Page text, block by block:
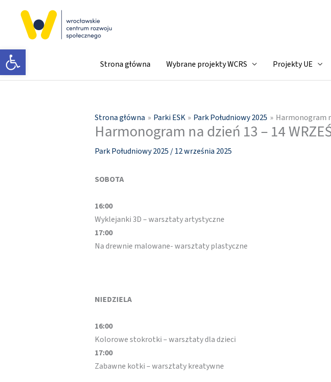
Otwórz pasek narzędzi Strona główna Wybrane projekty WCRS Projekty UE
Strona główna Parki ESK Park Południowy 2025 Harmonogram
Harmonogram na dzień 13 – 14
Park Południowy 2025 /12 września 2025
SOBOTA
16:00
Wyklejanki 3D – warsztaty artystyczne
17:00
Na drewnie malowane- warsztaty plastyczne
NIEDZIELA
16:00
Kolorowe stokrotki – warsztaty dla dzieci
17:00
Zabawne kotki – warsztaty kreatywne